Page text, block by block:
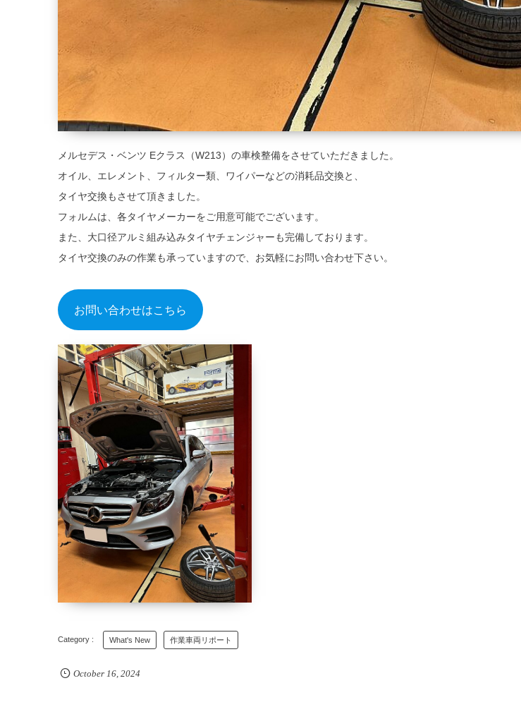
メルセデス・ベンツ Eクラス（W213）の車検整備をさせていただきました。
オイル、エレメント、フィルター類、ワイパーなどの消耗品交換と、
タイヤ交換もさせて頂きました。
フォルムは、各タイヤメーカーをご用意可能でございます。
また、大口径アルミ組み込みタイヤチェンジャーも完備しております。
タイヤ交換のみの作業も承っていますので、お気軽にお問い合わせ下さい。
お問い合わせはこちら
What's New 作業車両リポート
October 16, 2024